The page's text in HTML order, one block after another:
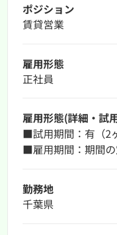
ポジション
賃貸営業
雇用形態
正社員
雇用形態(詳細・試
■試用期間：有（2
■雇用期間：期間
勤務地
千葉県